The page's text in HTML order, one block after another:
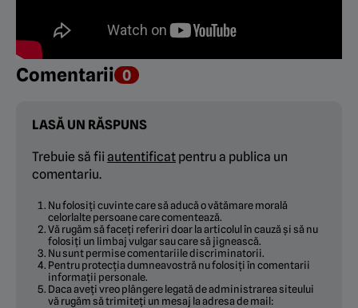
Comentarii 0
LASĂ UN RĂSPUNS
Trebuie să fii autentificat pentru a publica un
comentariu.
Nu folosiți cuvinte care să aducă o vătămare morală
celorlalte persoane care comentează.
Vă rugăm să faceți referiri doar la articolul în cauză și să nu
folosiți un limbaj vulgar sau care să jignească.
Nu sunt permise comentariile discriminatorii.
Pentru protecția dumneavostră nu folosiți în comentarii
informații personale.
Daca aveți vreo plângere legată de administrarea siteului
vă rugăm să trimiteți un mesaj la adresa de mail: